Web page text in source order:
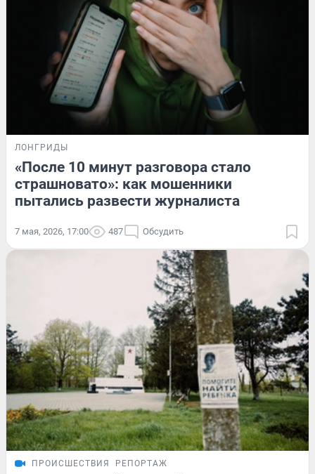
ЛОНГРИДЫ
«После 10 минут разговора стало
страшновато»: как мошенники
пытались развести журналиста
7 мая, 2026, 17:00 487 Обсудить
ПРОИСШЕСТВИЯ РЕПОРТАЖ